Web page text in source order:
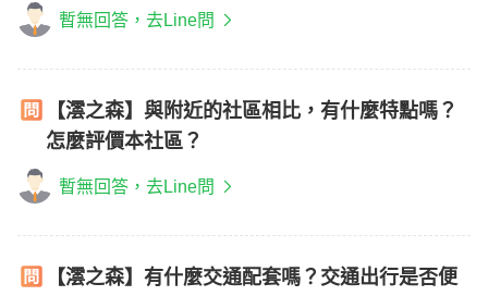
暫無回答，去Line問
【澐之森】與附近的社區相比，有什麼特點嗎？
怎麼評價本社區？
暫無回答，去Line問
【澐之森】有什麼交通配套嗎？交通出行是否便